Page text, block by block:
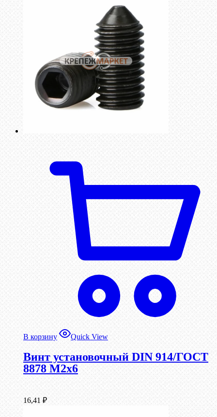
В корзину Quick View
Винт установочный DIN 914/ГОСТ
8878 M2x6
16,41 ₽